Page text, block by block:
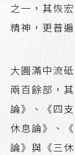
之一，其恢
精神，更普
大圓滿中流
兩百餘部，
論》、《四
休息論》、
論》與《三